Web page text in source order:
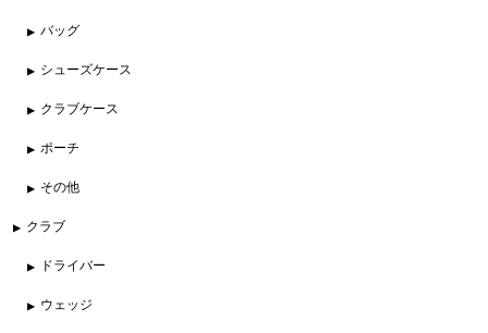
バッグ
シューズケース
クラブケース
ポーチ
その他
クラブ
ドライバー
ウェッジ